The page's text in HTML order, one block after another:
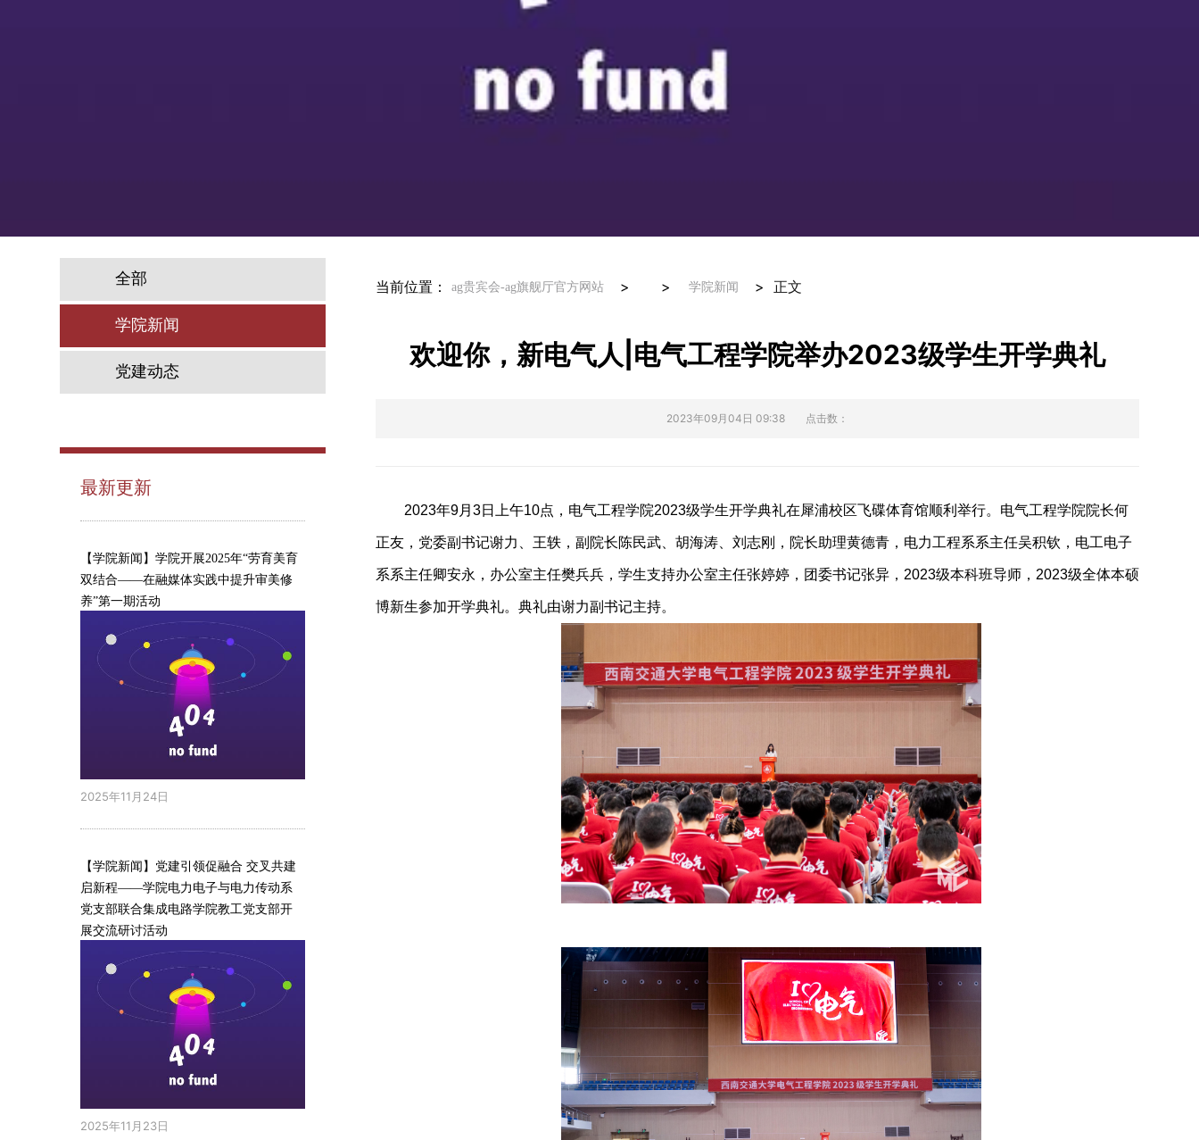
当前位置： ag贵宾会-ag旗舰厅官方网站 > > 学院新闻 > 正文
欢迎你，新电气人|电气工程学院举办2023级学生开学典礼
2023年09月04日 09:38 点击数：
2023年9月 3日上午10点，电气工程学院2023级学生开学典礼在犀浦校区飞碟体育馆顺利举行。电气工程学院院长何
正友，党委副书记谢力、王轶，副院长陈民武、胡海涛、刘志刚，院长助理黄德青，电力工程系系主任吴积钦，电工电子
系系主任卿安永，办公室主任樊兵兵，学生支持办公室主任张婷婷，团委书记张异， 2023级本科班导师， 2023级全体本硕
博新生参加开学典礼。典礼由谢力副书记主持。
全部
学院新闻
党建动态
最新更新
【学院新闻】学院开展2025年“劳育美育
双结合——在融媒体实践中提升审美修
养”第一期活动
2025年11月24日
【学院新闻】党建引领促融合 交叉共建
启新程——学院电力电子与电力传动系
党支部联合集成电路学院教工党支部开
展交流研讨活动
2025年11月23日